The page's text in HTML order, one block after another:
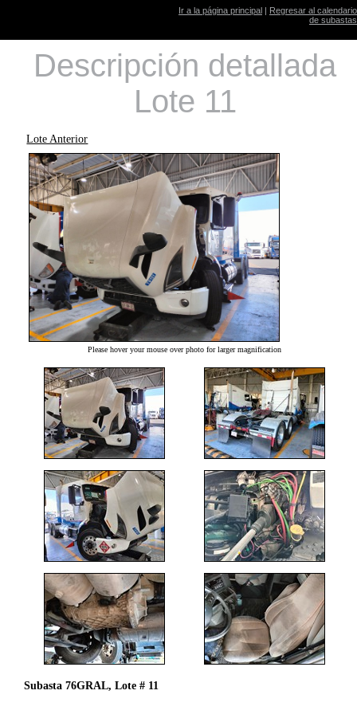
Ir a la página principal | Regresar al calendario
de subastas
Descripción detallada
Lote 11
Lote Anterior
Please hover your mouse over photo for larger magnification
Subasta 76GRAL, Lote # 11